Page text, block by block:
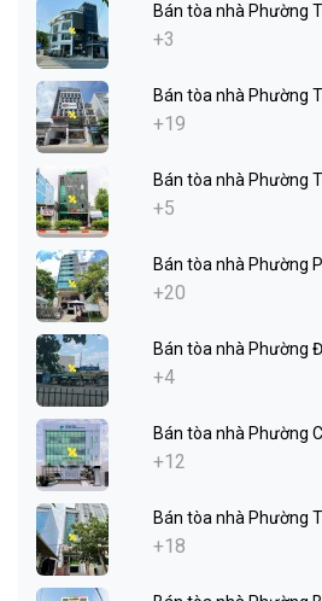
Bán tòa nhà Phường
+3
Bán tòa nhà Phường
+19
Bán tòa nhà Phường
+5
Bán tòa nhà Phường
+20
Bán tòa nhà Phường
+4
Bán tòa nhà Phường
+12
Bán tòa nhà Phường
+18